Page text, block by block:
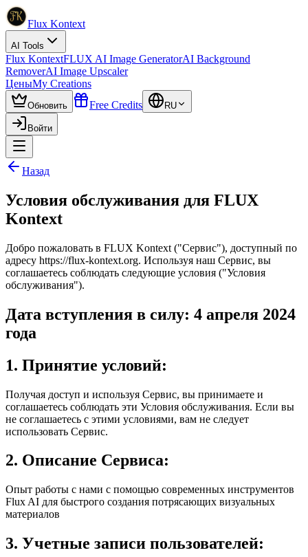
Flux Kontext
AI Tools
Flux KontextFLUX AI Image GeneratorAI Background
RemoverAI Image Upscaler
ЦеныMy Creations
Обновить Free Credits RU
Войти
Назад
Условия обслуживания для FLUX
Kontext
Добро пожаловать в FLUX Kontext ("Сервис"), доступный по
адресу https://flux-kontext.org. Используя наш Сервис, вы
соглашаетесь соблюдать следующие условия ("Условия
обслуживания").
Дата вступления в силу: 4 апреля 2024
года
1. Принятие условий:
Получая доступ и используя Сервис, вы принимаете и
соглашаетесь соблюдать эти Условия обслуживания. Если вы
не соглашаетесь с этими условиями, вам не следует
использовать Сервис.
2. Описание Сервиса:
Опыт работы с нами с помощью современных инструментов
Flux AI для быстрого создания потрясающих визуальных
материалов
3. Учетные записи пользователей: